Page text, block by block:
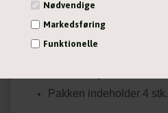
Nødvendige
Markedsføring
Funktionelle
Vis cookie detaljer
10 % polyester
10 % glasfiber
Pakken indeholder 4 stk.